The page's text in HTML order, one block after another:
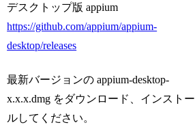
デスクトップ版 appium
https://github.com/appium/appium-
desktop/releases
最新バージョンの appium-desktop-
x.x.x.dmg をダウンロード、インストー
ルしてください。